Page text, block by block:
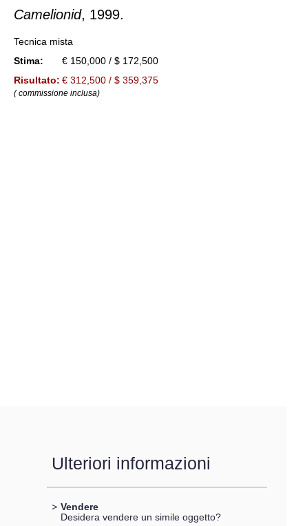
Camelionid, 1999.
Tecnica mista
Stima:
€ 150,000 / $ 172,500
Risultato: € 312,500 / $ 359,375
( commissione inclusa)
Ulteriori informazioni
> Vendere
Desidera vendere un simile oggetto?